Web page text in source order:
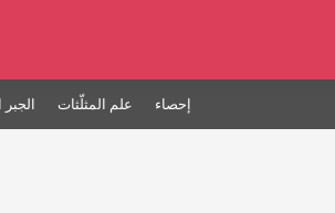
علم المثلّثات إحصاء